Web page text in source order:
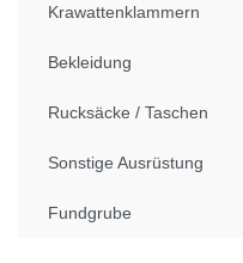
Krawattenklammern
Bekleidung
Rucksäcke / Taschen
Sonstige Ausrüstung
Fundgrube